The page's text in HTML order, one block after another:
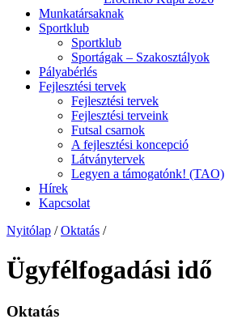
Munkatársaknak
Sportklub
Sportklub
Sportágak – Szakosztályok
Pályabérlés
Fejlesztési tervek
Fejlesztési tervek
Fejlesztési terveink
Futsal csarnok
A fejlesztési koncepció
Látványtervek
Legyen a támogatónk! (TAO)
Hírek
Kapcsolat
Nyitólap / Oktatás /
Ügyfélfogadási idő
Oktatás